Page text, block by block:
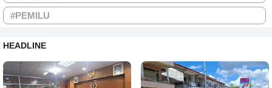
#PEMILU
HEADLINE